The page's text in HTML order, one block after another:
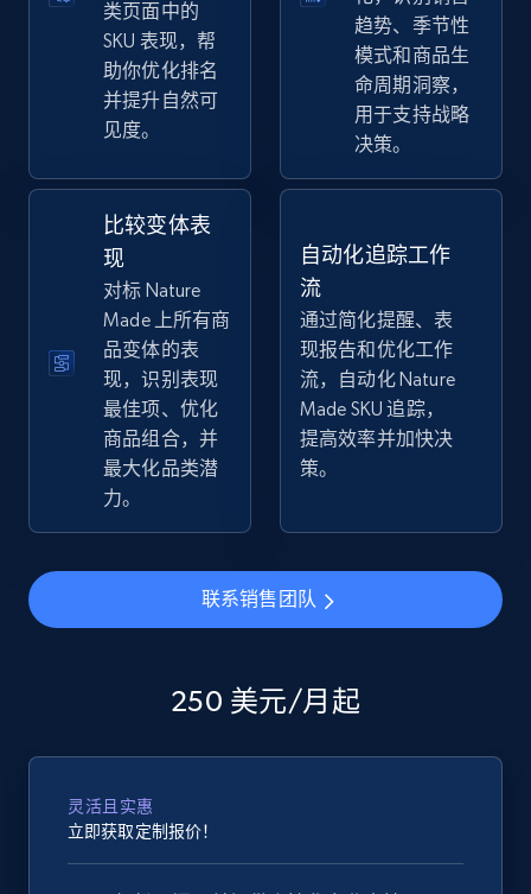
eBay - Gather data on products using
URL, Product id, Title, Seller name, Seller rating,
Seller reviews, Breadcrumbs, Root category, and
more.
2.5K+ 359+
eBay - Collect products from shops on eBay
URL, Product id, Title, Seller name, Seller rating,
Seller reviews, Breadcrumbs, Root category, and
more.
2.5K+ 359+ 立即开始
eBay - Collect records by category
2.5K+ 359+
类页面中的
SKU 表现，帮
助你优化排名
并提升自然可
见度。
趋势、季节性
模式和商品生
命周期洞察，
用于支持战略
决策。
比较变体表
现
对标 Nature
Made 上所有商
品变体的表
现，识别表现
最佳项、优化
商品组合，并
最大化品类潜
力。
自动化追踪工作
流
通过简化提醒、表
现报告和优化工作
流，自动化 Nature
Made SKU 追踪，
提高效率并加快决
策。
联系销售团队
250 美元/月起
灵活且实惠
立即获取定制报价！